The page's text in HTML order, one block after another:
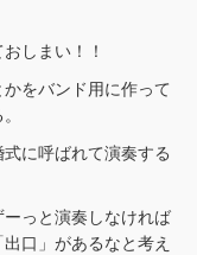
しまい！！
をバンド用に作って
に呼ばれて演奏する
っと演奏しなければ
口」があるなと考え